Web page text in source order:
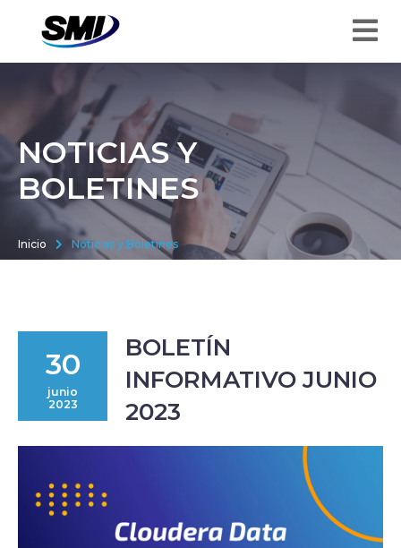
NOTICIAS Y
BOLETINES
Inicio Noticias y Boletines
30
junio
2023
BOLETÍN
INFORMATIVO JUNIO
2023